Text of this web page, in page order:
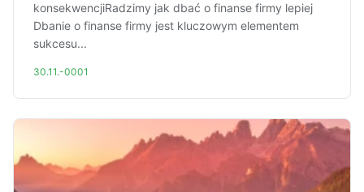
konsekwencjiRadzimy jak dbać o finanse firmy lepiej
Dbanie o finanse firmy jest kluczowym elementem
sukcesu...
30.11.-0001